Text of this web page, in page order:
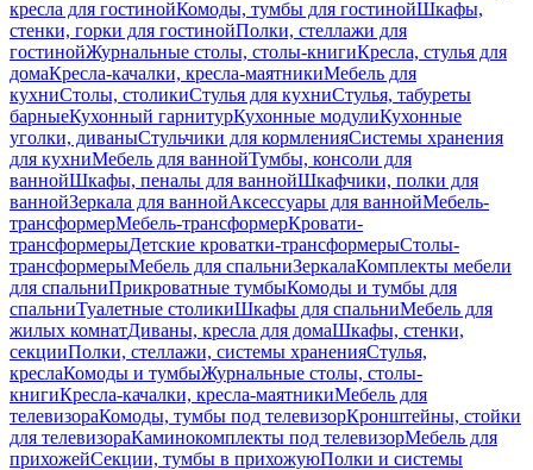
кресла для гостинойКомоды, тумбы для гостинойШкафы,
стенки, горки для гостинойПолки, стеллажи для
гостинойЖурнальные столы, столы-книгиКресла, стулья для
домаКресла-качалки, кресла-маятникиМебель для
кухниСтолы, столикиСтулья для кухниСтулья, табуреты
барныеКухонный гарнитурКухонные модулиКухонные
уголки, диваныСтульчики для кормленияСистемы хранения
для кухниМебель для ваннойТумбы, консоли для
ваннойШкафы, пеналы для ваннойШкафчики, полки для
ваннойЗеркала для ваннойАксессуары для ваннойМебель-
трансформерМебель-трансформерКровати-
трансформерыДетские кроватки-трансформерыСтолы-
трансформерыМебель для спальниЗеркалаКомплекты мебели
для спальниПрикроватные тумбыКомоды и тумбы для
спальниТуалетные столикиШкафы для спальниМебель для
жилых комнатДиваны, кресла для домаШкафы, стенки,
секцииПолки, стеллажи, системы храненияСтулья,
креслаКомоды и тумбыЖурнальные столы, столы-
книгиКресла-качалки, кресла-маятникиМебель для
телевизораКомоды, тумбы под телевизорКронштейны, стойки
для телевизораКаминокомплекты под телевизорМебель для
прихожейСекции, тумбы в прихожуюПолки и системы